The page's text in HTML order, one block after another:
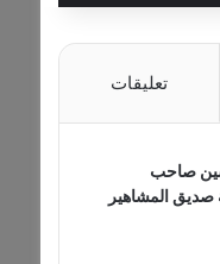
تعليقات
صاحب
صديق المشاهير